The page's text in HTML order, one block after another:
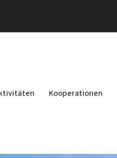
Kooperationen